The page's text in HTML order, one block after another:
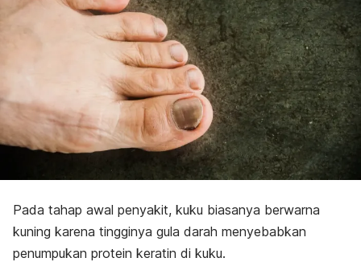
Pada tahap awal penyakit, kuku biasanya berwarna
kuning karena tingginya gula darah menyebabkan
penumpukan protein keratin di kuku.